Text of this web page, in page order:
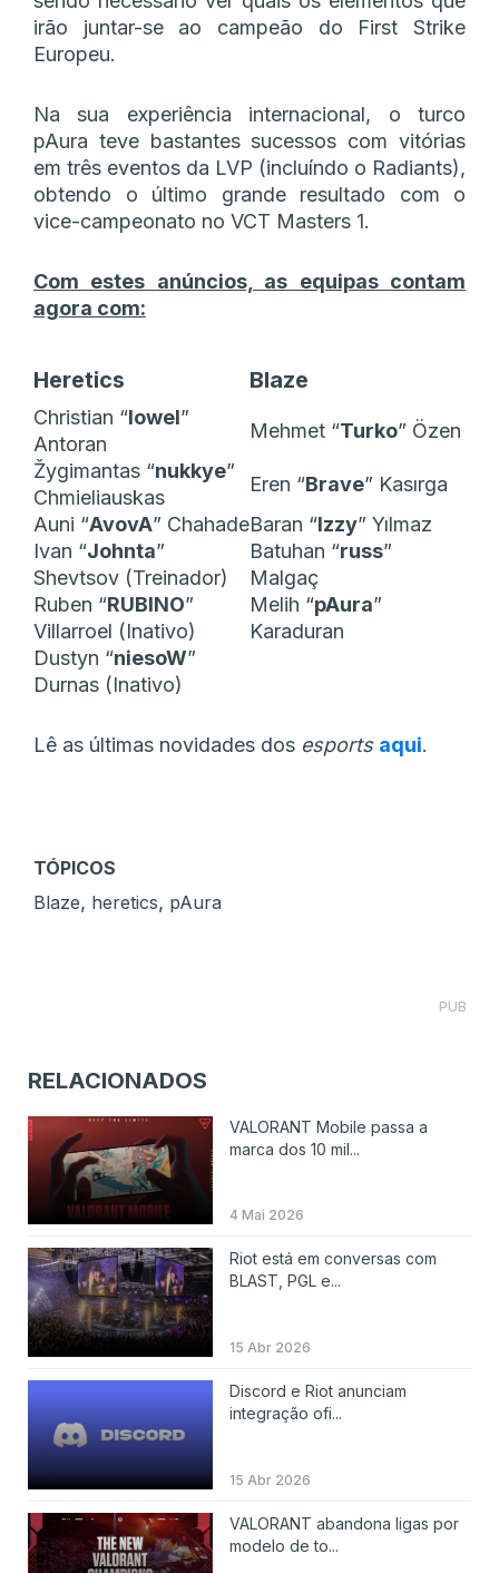
irão juntar-se ao campeão do First Strike
Europeu.
Na sua experiência internacional, o turco
pAura teve bastantes sucessos com vitórias
em três eventos da LVP (incluíndo o Radiants),
obtendo o último grande resultado com o
vice-campeonato no VCT Masters 1.
Com estes anúncios, as equipas contam
agora com:
Heretics Blaze
Christian “lowel”
Antoran
Mehmet “Turko” Özen
Žygimantas “nukkye”
Chmieliauskas
Eren “Brave” Kasırga
Auni “AvovA” ChahadeBaran “Izzy” Yılmaz
Ivan “Johnta”
Shevtsov (Treinador)
Batuhan “russ”
Malgaç
Ruben “RUBINO”
Villarroel (Inativo)
Melih “pAura”
Karaduran
Dustyn “niesoW”
Durnas (Inativo)
Lê as últimas novidades dos esports aqui.
TÓPICOS
Blaze, heretics, pAura
PUB
RELACIONADOS
VALORANT Mobile passa a
marca dos 10 mil...
4 Mai 2026
Riot está em conversas com
BLAST, PGL e...
15 Abr 2026
Discord e Riot anunciam
integração ofi...
15 Abr 2026
VALORANT abandona ligas por
modelo de to...